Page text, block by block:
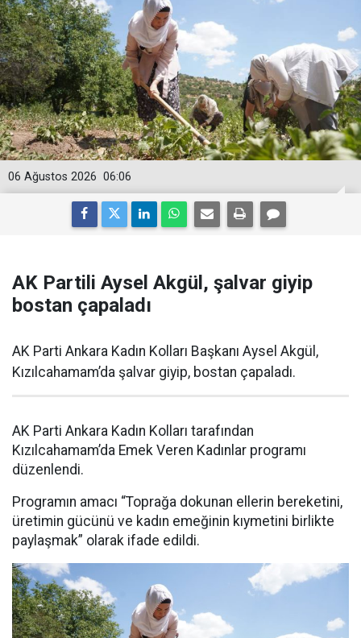
06:06
06 Ağustos 2026
AK Partili Aysel Akgül, şalvar giyip
bostan çapaladı
AK Parti Ankara Kadın Kolları Başkanı Aysel Akgül,
Kızılcahamam’da şalvar giyip, bostan çapaladı.
AK Parti Ankara Kadın Kolları tarafından
Kızılcahamam’da Emek Veren Kadınlar programı
düzenlendi.
Programın amacı “Toprağa dokunan ellerin bereketini,
üretimin gücünü ve kadın emeğinin kıymetini birlikte
paylaşmak” olarak ifade edildi.